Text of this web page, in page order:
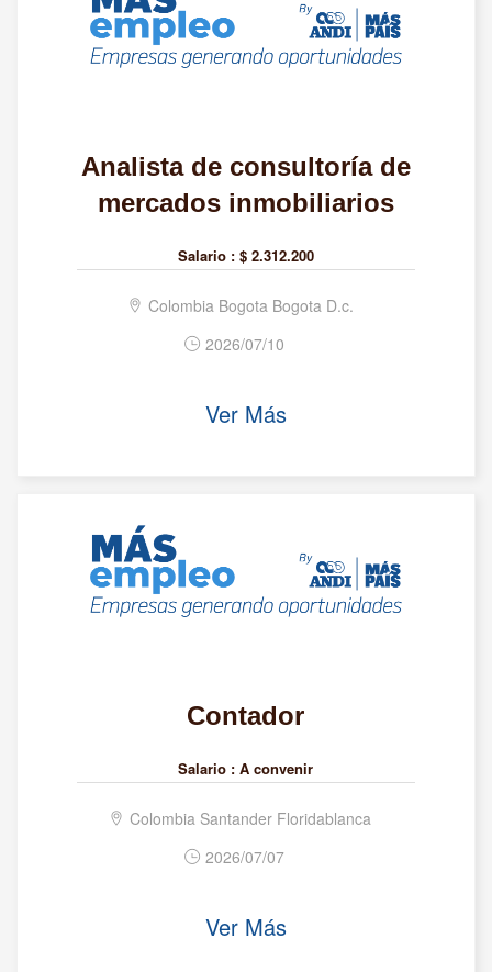
Analista de consultoría de
mercados inmobiliarios
Salario : $ 2.312.200
Colombia Bogota Bogota D.c.
2026/07/10
Ver Más
Contador
Salario : A convenir
Colombia Santander Floridablanca
2026/07/07
Ver Más